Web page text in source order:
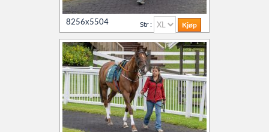
8256x5504 Str :